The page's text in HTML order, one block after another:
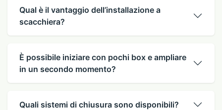
Qual è il vantaggio dell’installazione a
scacchiera?
È possibile iniziare con pochi box e ampliare
in un secondo momento?
Quali sistemi di chiusura sono disponibili?